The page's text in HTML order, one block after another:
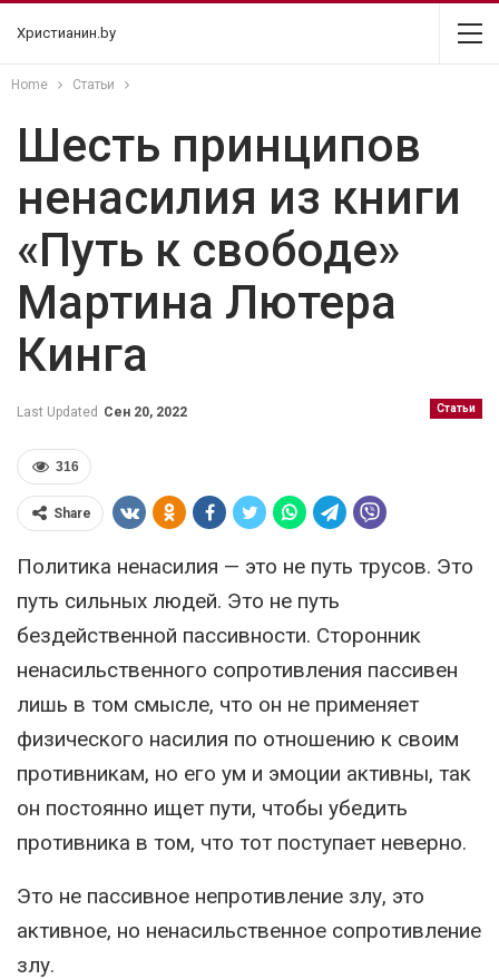
Христианин.by
Home Статьи
Шесть принципов
ненасилия из книги
«Путь к свободе»
Мартина Лютера
Кинга
Статьи
Last Updated Сен 20, 2022
316
Share
Политика ненасилия — это не путь трусов. Это
путь сильных людей. Это не путь
бездейственной пассивности. Сторонник
ненасильственного сопротивления пассивен
лишь в том смысле, что он не применяет
физического насилия по отношению к своим
противникам, но его ум и эмоции активны, так
он постоянно ищет пути, чтобы убедить
противника в том, что тот поступает неверно.
Это не пассивное непротивление злу, это
активное, но ненасильственное сопротивление
злу.